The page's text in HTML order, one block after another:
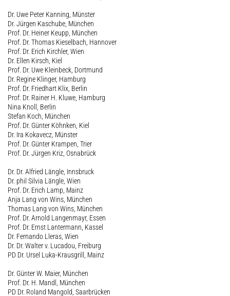
Dr. Uwe Peter Kanning, Münster
Dr. Jürgen Kaschube, München
Prof. Dr. Heiner Keupp, München
Prof. Dr. Thomas Kieselbach, Hannover
Prof. Dr. Erich Kirchler, Wien
Dr. Ellen Kirsch, Kiel
Prof. Dr. Uwe Kleinbeck, Dortmund
Dr. Regine Klinger, Hamburg
Prof. Dr. Friedhart Klix, Berlin
Prof. Dr. Rainer H. Kluwe, Hamburg
Nina Knoll, Berlin
Stefan Koch, München
Prof. Dr. Günter Köhnken, Kiel
Dr. Ira Kokavecz, Münster
Prof. Dr. Günter Krampen, Trier
Prof. Dr. Jürgen Kriz, Osnabrück
Dr. Dr. Alfried Längle, Innsbruck
Dr. phil Silvia Längle, Wien
Prof. Dr. Erich Lamp, Mainz
Anja Lang von Wins, München
Thomas Lang von Wins, München
Prof. Dr. Arnold Langenmayr, Essen
Prof. Dr. Ernst Lantermann, Kassel
Dr. Fernando Lleras, Wien
Dr. Dr. Walter v. Lucadou, Freiburg
PD Dr. Ursel Luka-Krausgrill, Mainz
Dr. Günter W. Maier, München
Prof. Dr. H. Mandl, München
PD Dr. Roland Mangold, Saarbrücken